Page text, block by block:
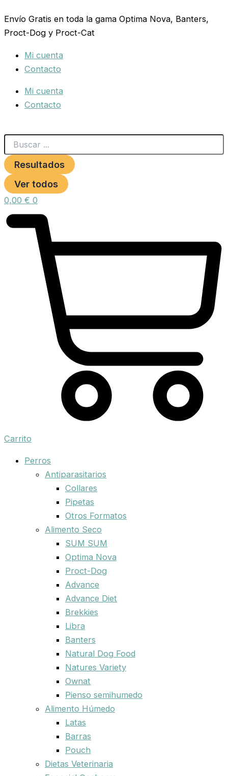
al
contenido
Envío Gratis en toda la gama Optima Nova, Banters,
Proct-Dog y Proct-Cat
Mi cuenta
Contacto
Mi cuenta
Contacto
...
Resultados
Ver todos
0,00 € 0
Carrito
Perros
Antiparasitarios
Collares
Pipetas
Otros Formatos
Alimento Seco
SUM SUM
Optima Nova
Proct-Dog
Advance
Advance Diet
Brekkies
Libra
Banters
Natural Dog Food
Natures Variety
Ownat
Pienso semihumedo
Alimento Húmedo
Latas
Barras
Pouch
Dietas Veterinaria
Classic
Daily
Care
cantidad